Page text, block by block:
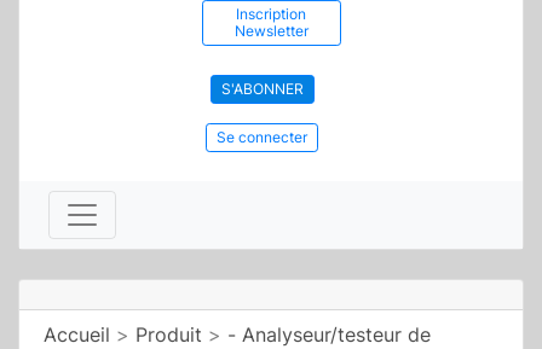
Inscription
Newsletter
S'ABONNER
Se connecter
Accueil > Produit > - Analyseur/testeur de